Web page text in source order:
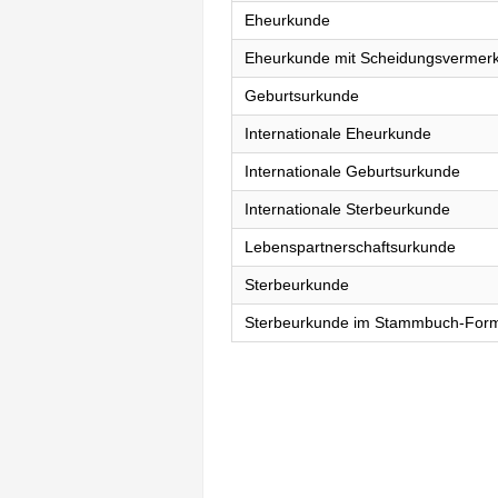
Eheurkunde
Eheurkunde mit
Geburtsurkunde
Internationale Eheurkunde
Internationale Geburtsurkunde
Internationale Sterbeurkunde
Lebenspartnerschaftsurkunde
Sterbeurkunde
Sterbeurkunde im Stammbuch-